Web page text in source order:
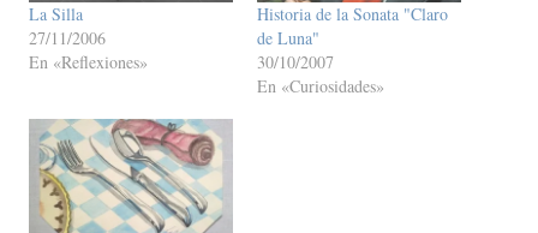
La Silla
27/11/2006
En «Reflexiones»
Historia de la Sonata "Claro
de Luna"
30/10/2007
En «Curiosidades»